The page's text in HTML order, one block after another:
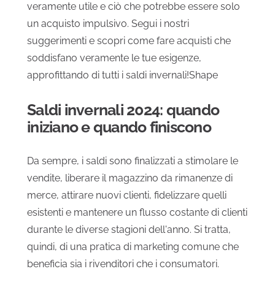
veramente utile e ciò che potrebbe essere solo
un acquisto impulsivo. Segui i nostri
suggerimenti e scopri come fare acquisti che
soddisfano veramente le tue esigenze,
approfittando di tutti i saldi invernali!Shape
Saldi invernali 2024: quando
iniziano e quando finiscono
Da sempre, i saldi sono finalizzati a stimolare le
vendite, liberare il magazzino da rimanenze di
merce, attirare nuovi clienti, fidelizzare quelli
esistenti e mantenere un flusso costante di clienti
durante le diverse stagioni dell'anno. Si tratta,
quindi, di una pratica di marketing comune che
beneficia sia i rivenditori che i consumatori.